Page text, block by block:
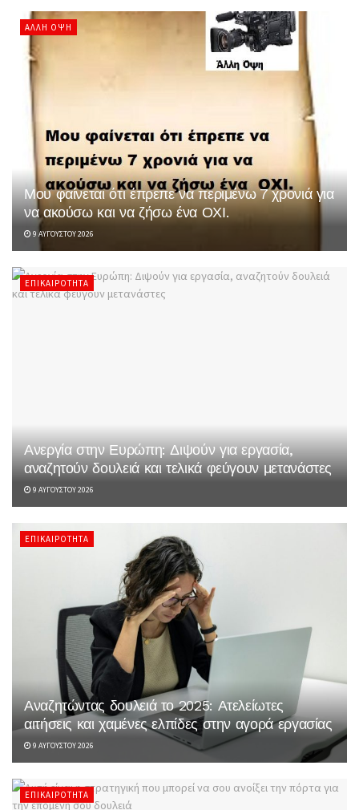
ΆΛΛΗ ΌΨΗ
Μου φαίνεται ότι έπρεπε να περιμένω 7 χρονιά για
να ακούσω και να ζήσω ένα ΟΧΙ.
9 ΑΥΓΟΎΣΤΟΥ 2026
ΕΠΙΚΑΙΡΌΤΗΤΑ
Ανεργία στην Ευρώπη: Διψούν για εργασία,
αναζητούν δουλειά και τελικά φεύγουν μετανάστες
9 ΑΥΓΟΎΣΤΟΥ 2026
ΕΠΙΚΑΙΡΌΤΗΤΑ
Αναζητώντας δουλειά το 2025: Ατελείωτες
αιτήσεις και χαμένες ελπίδες στην αγορά εργασίας
9 ΑΥΓΟΎΣΤΟΥ 2026
ΕΠΙΚΑΙΡΌΤΗΤΑ